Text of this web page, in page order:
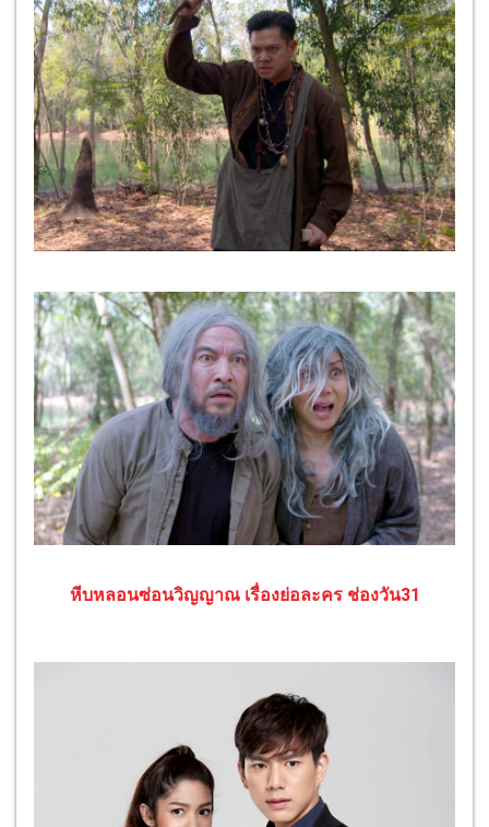
หีบหลอนซ่อนวิญญาณ เรื่องย่อละคร ช่องวัน31